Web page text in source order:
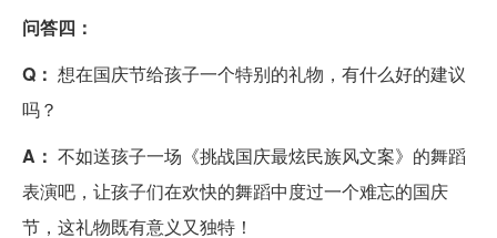
问答四：
Q： 想在国庆节给孩子一个特别的礼物，有什么好的建议
吗？
A： 不如送孩子一场《挑战国庆最炫民族风文案》的舞蹈
表演吧，让孩子们在欢快的舞蹈中度过一个难忘的国庆
节，这礼物既有意义又独特！